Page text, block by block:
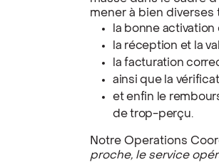
mener à bien diverses
la bonne activation
la réception et la
la facturation
ainsi que la
et enfin le
de trop-perçu.
Notre Operations
proche, le service